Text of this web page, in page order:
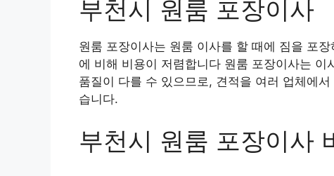
부천시 원룸 포장이사
원룸 포장이사는 원룸 이사를 할 때에 짐을 포
에 비해 비용이 저렴합니다 원룸 포장이사는
품질이 다를 수 있으므로, 견적을 여러 업체에
습니다.
부천시 원룸 포장이사